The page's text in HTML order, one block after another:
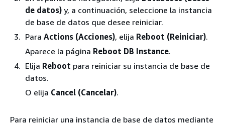
de datos) y, a continuación, seleccione la instancia
de base de datos que desee reiniciar.
Para Actions (Acciones), elija Reboot (Reiniciar).
Aparece la página Reboot DB Instance.
Elija Reboot para reiniciar su instancia de base de
datos.
O elija Cancel (Cancelar).
Para reiniciar una instancia de base de datos mediante